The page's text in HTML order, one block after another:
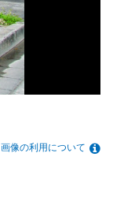
画像の利用について